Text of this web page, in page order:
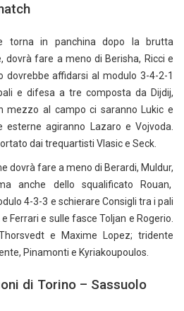
torna in panchina dopo la brutta
dovrà fare a meno di Berisha, Ricci e
dovrebbe affidarsi al modulo 3-4-2-1
e difesa a tre composta da Dijdij,
mezzo al campo ci saranno Lukic e
esterne agiranno Lazaro e Vojvoda.
dai trequartisti Vlasic e Seck.
dovrà fare a meno di Berardi, Muldur,
anche dello squalificato Rouan,
4-3-3 e schierare Consigli tra i pali
Ferrari e sulle fasce Toljan e Rogerio.
e Maxime Lopez; tridente
Pinamonti e Kyriakoupoulos.
di Torino – Sassuolo